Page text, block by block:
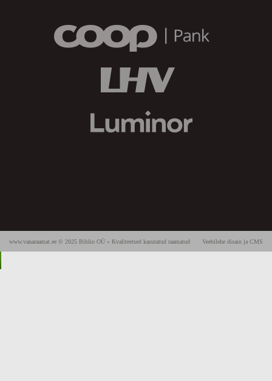
Veebilehe disain ja CMS
www.vanaraamat.ee © 2025 Biblio OÜ » Kvaliteetsed kasutatud raamatud